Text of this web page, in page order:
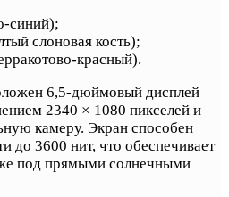
синий);
слоновая кость);
красный).
6,5-дюймовый дисплей
2340 × 1080 пикселей и
камеру. Экран способен
до 3600 нит, что обеспечивает
под прямыми солнечными